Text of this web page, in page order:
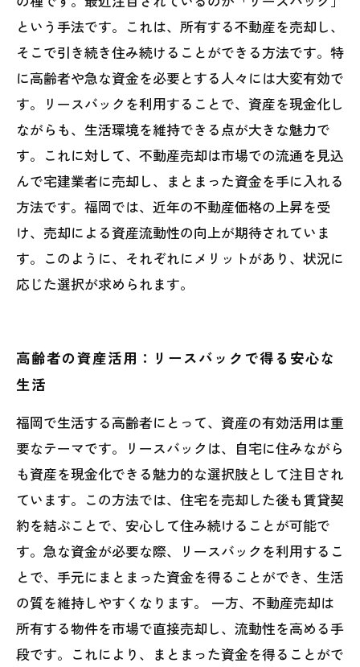
未来への第一歩：福岡でのリースバックと売
却の徹底比較
という手法です。これは、所有する不動産を売却し、
そこで引き続き住み続けることができる方法です。特
に高齢者や急な資金を必要とする人々には大変有効で
す。リースバックを利用することで、資産を現金化し
ながらも、生活環境を維持できる点が大きな魅力で
す。これに対して、不動産売却は市場での流通を見込
んで宅建業者に売却し、まとまった資金を手に入れる
方法です。福岡では、近年の不動産価格の上昇を受
け、売却による資産流動性の向上が期待されていま
す。このように、それぞれにメリットがあり、状況に
応じた選択が求められます。
高齢者の資産活用：リースバックで得る安心な
生活
福岡で生活する高齢者にとって、資産の有効活用は重
要なテーマです。リースバックは、自宅に住みながら
も資産を現金化できる魅力的な選択肢として注目され
ています。この方法では、住宅を売却した後も賃貸契
約を結ぶことで、安心して住み続けることが可能で
す。急な資金が必要な際、リースバックを利用するこ
とで、手元にまとまった資金を得ることができ、生活
の質を維持しやすくなります。 一方、不動産売却は
所有する物件を市場で直接売却し、流動性を高める手
段です。これにより、まとまった資金を得ることがで